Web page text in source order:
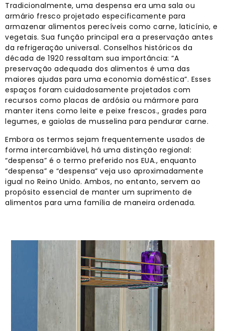
Tradicionalmente, uma despensa era uma sala ou
armário fresco projetado especificamente para
armazenar alimentos perecíveis como carne, laticínio, e
vegetais. Sua função principal era a preservação antes
da refrigeração universal. Conselhos históricos da
década de 1920 ressaltam sua importância: “A
preservação adequada dos alimentos é uma das
maiores ajudas para uma economia doméstica”. Esses
espaços foram cuidadosamente projetados com
recursos como placas de ardósia ou mármore para
manter itens como leite e peixe frescos., grades para
legumes, e gaiolas de musselina para pendurar carne.
Embora os termos sejam frequentemente usados ​​de
forma intercambiável, há uma distinção regional:
“despensa” é o termo preferido nos EUA., enquanto
“despensa” e “despensa” veja uso aproximadamente
igual no Reino Unido. Ambos, no entanto, servem ao
propósito essencial de manter um suprimento de
alimentos para uma família de maneira ordenada.